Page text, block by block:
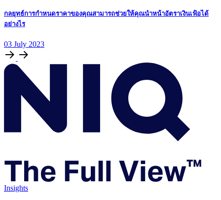
กลยุทธ์การกําหนดราคาของคุณสามารถช่วยให้คุณนําหน้าอัตราเงินเฟ้อได้
อย่างไร
03 July 2023
Insights